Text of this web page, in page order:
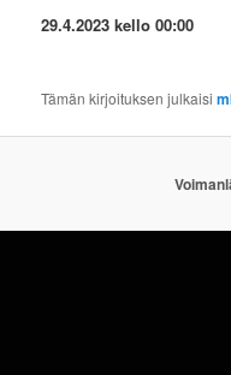
29.4.2023 kello 00:00
Tämän kirjoituksen julkaisi